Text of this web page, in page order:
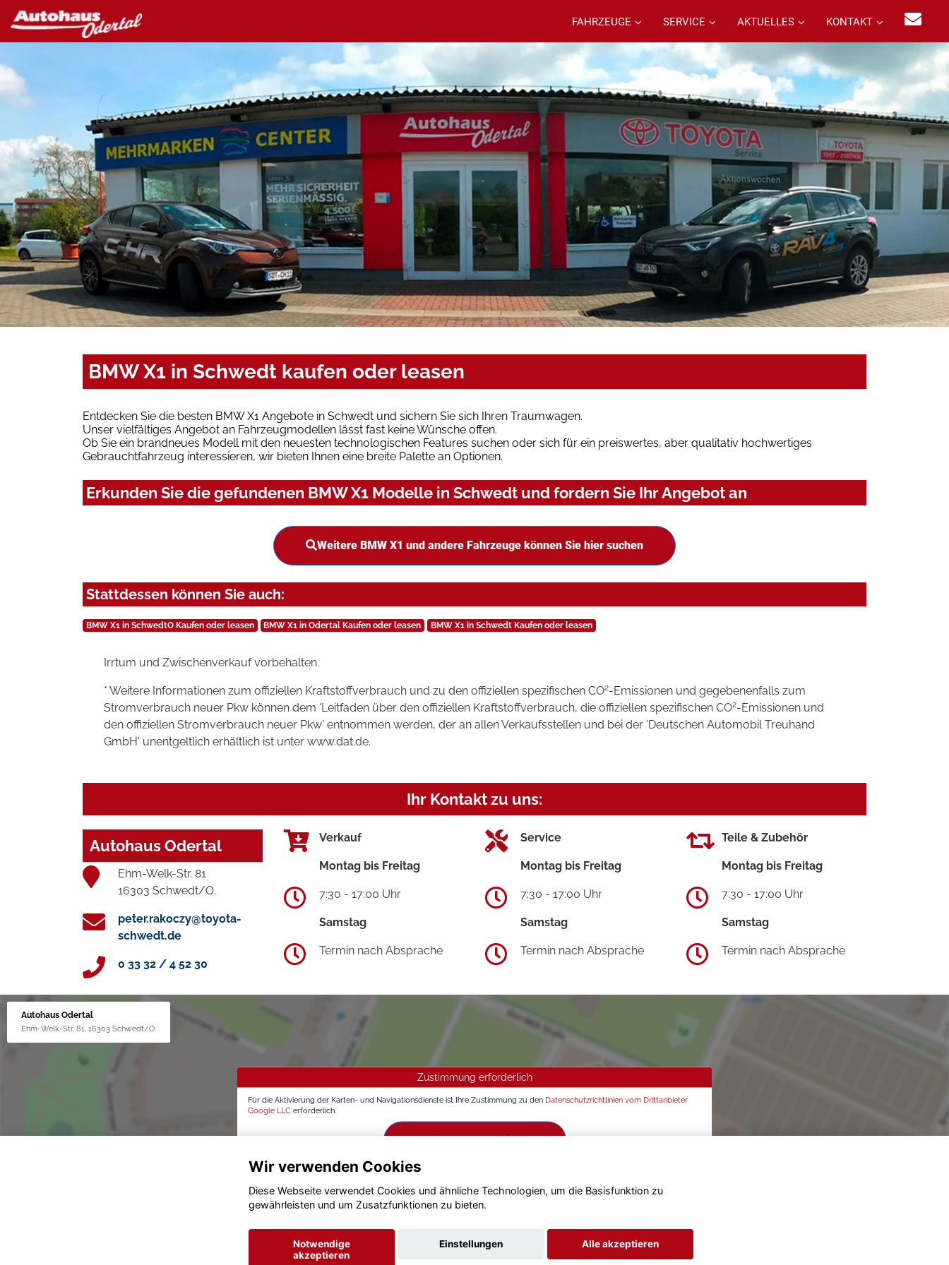
FAHRZEUGE SERVICE AKTUELLES KONTAKT
BMW X1 in Schwedt kaufen oder leasen
Entdecken Sie die besten BMW X1 Angebote in Schwedt und sichern Sie sich Ihren Traumwagen.
Unser vielfältiges Angebot an Fahrzeugmodellen lässt fast keine Wünsche offen.
Ob Sie ein brandneues Modell mit den neuesten technologischen Features suchen oder sich für ein preiswertes, aber qualitativ hochwertiges
Gebrauchtfahrzeug interessieren, wir bieten Ihnen eine breite Palette an Optionen.
Erkunden Sie die gefundenen BMW X1 Modelle in Schwedt und fordern Sie Ihr Angebot an
Weitere BMW X1 und andere Fahrzeuge können Sie hier suchen
Stattdessen können Sie auch:
BMW X1 in SchwedtO Kaufen oder leasen BMW X1 in Odertal Kaufen oder leasen BMW X1 in Schwedt Kaufen oder leasen
Irrtum und Zwischenverkauf vorbehalten.
* Weitere Informationen zum offiziellen Kraftstoffverbrauch und zu den offiziellen spezifischen CO2-Emissionen und gegebenenfalls zum
Stromverbrauch neuer Pkw können dem 'Leitfaden über den offiziellen Kraftstoffverbrauch, die offiziellen spezifischen CO2-Emissionen und
den offiziellen Stromverbrauch neuer Pkw' entnommen werden, der an allen Verkaufsstellen und bei der 'Deutschen Automobil Treuhand
GmbH' unentgeltlich erhältlich ist unter www.dat.de.
Ihr Kontakt zu uns:
Autohaus Odertal
Ehm-Welk-Str. 81
16303 Schwedt/O.
peter.rakoczy@toyota-
schwedt.de
0 33 32 / 4 52 30
Verkauf
Montag bis Freitag
7:30 - 17:00 Uhr
Samstag
Termin nach Absprache
Service
Montag bis Freitag
7:30 - 17:00 Uhr
Samstag
Termin nach Absprache
Teile & Zubehör
Montag bis Freitag
7:30 - 17:00 Uhr
Samstag
Termin nach Absprache
Autohaus Odertal
Ehm-Welk-Str. 81, 16303 Schwedt/O.
Zustimmung erforderlich
Für die Aktivierung der Karten- und Navigationsdienste ist Ihre Zustimmung zu den Datenschutzrichtlinien vom Drittanbieter
Google LLC erforderlich.
Wir verwenden Cookies
Diese Webseite verwendet Cookies und ähnliche Technologien, um die Basisfunktion zu
gewährleisten und um Zusatzfunktionen zu bieten.
Notwendige
akzeptieren
Einstellungen Alle akzeptieren